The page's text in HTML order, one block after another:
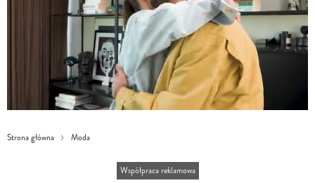
Strona główna Moda
Współpraca reklamowa